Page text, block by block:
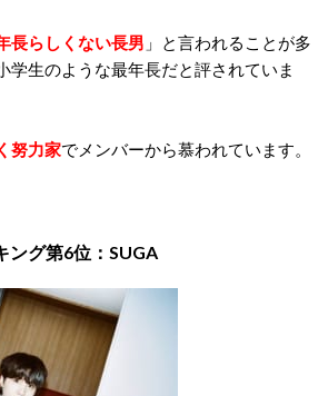
長らしくない長男 」と言われることが多
学生のような最年長だと評されていま
努力家でメンバーから慕われています。
ング第6位：SUGA